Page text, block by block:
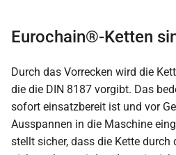
Eurochain®-Ketten
Durch das Vorrecken wird die
die die DIN 8187 vorgibt. Das
sofort einsatzbereit ist und vor
Ausspannen in die Maschine
stellt sicher, dass die Kette durch